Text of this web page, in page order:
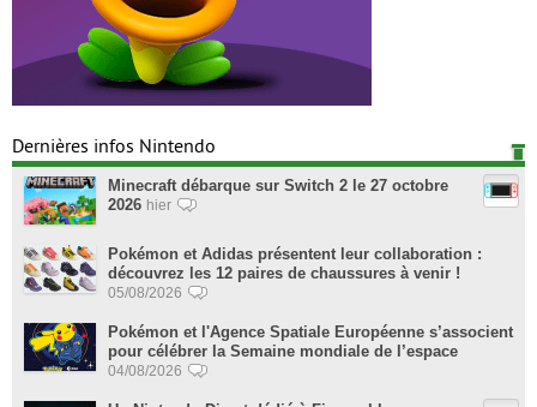
Dernières infos Nintendo
Minecraft débarque sur Switch 2 le 27 octobre
2026 hier
Pokémon et Adidas présentent leur collaboration :
découvrez les 12 paires de chaussures à venir !
05/08/2026
Pokémon et l'Agence Spatiale Européenne s’associent
pour célébrer la Semaine mondiale de l’espace
04/08/2026